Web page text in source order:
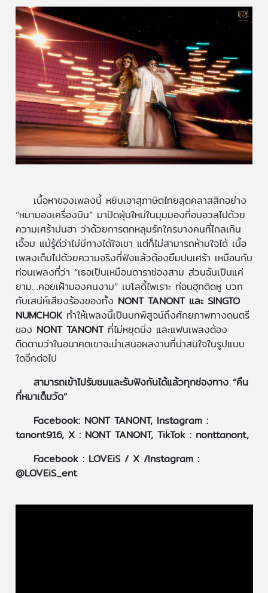
เนื้อหาของเพลงนี้ หยิบเอาสุภาษิตไทยสุดคลาสสิกอย่าง
“หมามองเครื่องบิน” มาปัดฝุ่นใหม่ในมุมมองที่อบอวลไปด้วย
ความเศร้าปนฮา ว่าด้วยการตกหลุมรักใครบางคนที่ไกลเกิน
เอื้อม แม้รู้ดีว่าไม่มีทางได้ใจเขา แต่ก็ไม่สามารถห้ามใจได้ เนื้อ
เพลงเต็มไปด้วยความจริงที่ฟังแล้วต้องยิ้มปนเศร้า เหมือนกับ
ท่อนเพลงที่ว่า “เธอเป็นเหมือนดาราช่องสาม ส่วนฉันเป็นแค่
ยาม…คอยเฝ้ามองคนงาม” เมโลดี้ไพเราะ ท่อนฮุกติดหู บวก
กับเสน่ห์เสียงร้องของทั้ง NONT TANONT และ SINGTO
NUMCHOKทำให้เพลงนี้เป็นบทพิสูจน์ถึงศักยภาพทางดนตรี
ของ NONT TANONTที่ไม่หยุดนิ่ง และแฟนเพลงต้อง
ติดตามว่าในอนาคตเขาจะนําเสนอผลงานที่น่าสนใจในรูปแบบ
ใดอีกต่อไป
สามารถเข้าไปรับชมและรับฟังกันได้แล้วทุกช่องทาง “คืน
ที่หมาเต็มวัด”
Facebook: NONT TANONT, Instagram :
tanont916, X : NONT TANONT, TikTok : nonttanont,
Facebook : LOVEiS / X /Instagram :
@LOVEiS_ent